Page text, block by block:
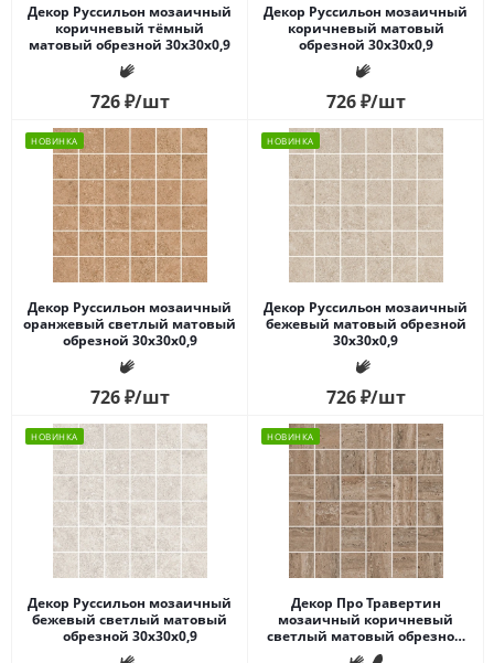
Декор Руссильон мозаичный
коричневый тёмный
матовый обрезной 30x30x0,9
726₽/шт
Декор Руссильон мозаичный
коричневый матовый
обрезной 30x30x0,9
726₽/шт
НОВИНКА
Декор Руссильон мозаичный
оранжевый светлый матовый
обрезной 30x30x0,9
726₽/шт
НОВИНКА
Декор Руссильон мозаичный
бежевый матовый обрезной
30x30x0,9
726₽/шт
НОВИНКА
Декор Руссильон мозаичный
бежевый светлый матовый
обрезной 30x30x0,9
НОВИНКА
Декор Про Травертин
мозаичный коричневый
светлый матовый обрезной
30x30x0,9